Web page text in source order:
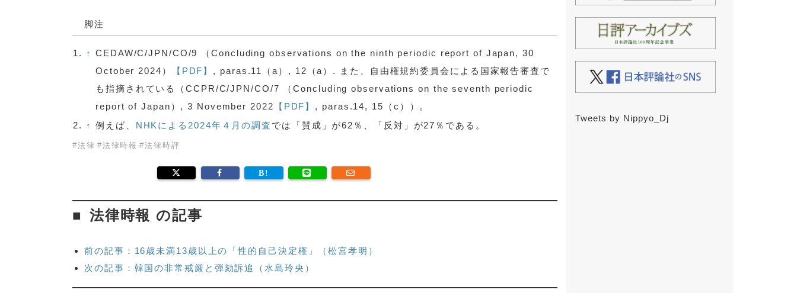
脚注
1. ↑ CEDAW/C/JPN/CO/9 （Concluding observations on the ninth periodic report of Japan, 30
October 2024）
【PDF】 , paras.11（a）, 12（a）. また、自由権規約委員会による国家報告審査で
も指摘されている（CCPR/C/JPN/CO/7 （Concluding observations on the seventh periodic
report of Japan）, 3 November 2022
【PDF】 , paras.14, 15（c））。
2.
↑ 例えば、 NHKによる2024年４月の調査 では「賛成」が62％、「反対」が27％である。
#法律 #法律時報 #法律時評
法律時報 の記事
前の記事：16歳未満13歳以上の「性的自己決定権」（松宮孝明）
次の記事：韓国の非常戒厳と弾劾訴追（水島玲央）
Tweets by Nippyo_Dj